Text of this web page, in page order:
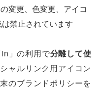
変更、色変更、アイコ
禁止されています
」の利用で分離して使
ャルリンク用アイコン
のブランドポリシーを